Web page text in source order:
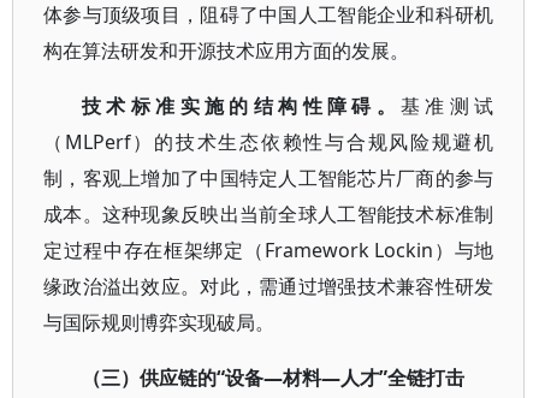
体参与顶级项目，阻碍了中国人工智能企业和科研机
构在算法研发和开源技术应用方面的发展。
技术标准实施的结构性障碍。基准测试
（MLPerf）的技术生态依赖性与合规风险规避机
制，客观上增加了中国特定人工智能芯片厂商的参与
成本。这种现象反映出当前全球人工智能技术标准制
定过程中存在框架绑定（Framework Lockin）与地
缘政治溢出效应。对此，需通过增强技术兼容性研发
与国际规则博弈实现破局。
（三）供应链的“设备—材料—人才”全链打击